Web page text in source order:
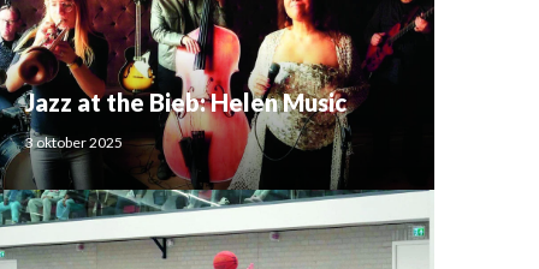
Jazz at the Bieb: Helen Music
3 oktober 2025